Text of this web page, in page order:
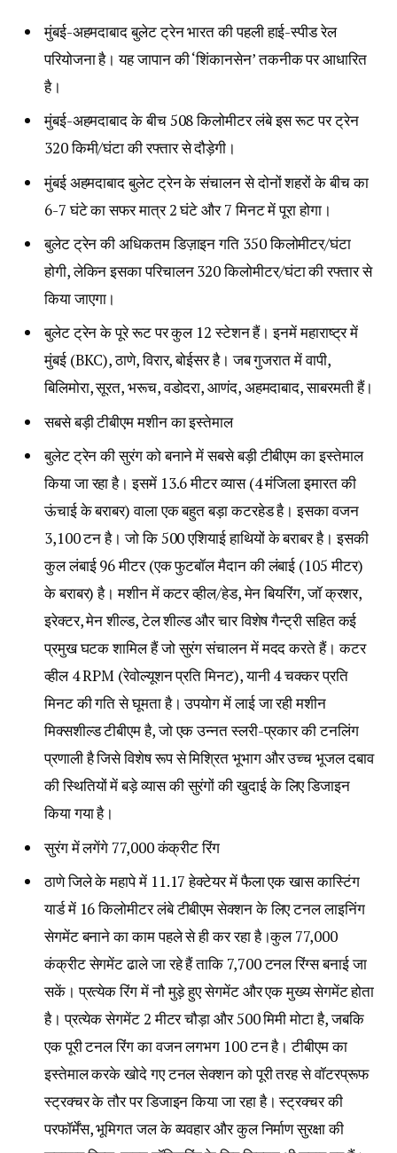
मुंबई-अहमदाबाद बुलेट ट्रेन भारत की पहली हाई-स्पीड रेल
परियोजना है। यह जापान की ‘शिंकानसेन’ तकनीक पर आधारित
है।
मुंबई-अहमदाबाद के बीच 508 किलोमीटर लंबे इस रूट पर ट्रेन
320 किमी/घंटा की रफ्तार से दौड़ेगी।
मुंबई अहमदाबाद बुलेट ट्रेन के संचालन से दोनों शहरों के बीच का
6-7 घंटे का सफर मात्र 2 घंटे और 7 मिनट में पूरा होगा।
बुलेट ट्रेन की अधिकतम डिज़ाइन गति 350 किलोमीटर/घंटा
होगी, लेकिन इसका परिचालन 320 किलोमीटर/घंटा की रफ्तार से
किया जाएगा।
बुलेट ट्रेन के पूरे रूट पर कुल 12 स्टेशन हैं। इनमें महाराष्ट्र में
मुंबई (BKC), ठाणे, विरार, बोईसर है। जब गुजरात में वापी,
बिलिमोरा, सूरत, भरूच, वडोदरा, आणंद, अहमदाबाद, साबरमती हैं।
सबसे बड़ी टीबीएम मशीन का इस्तेमाल
बुलेट ट्रेन की सुरंग को बनाने में सबसे बड़ी टीबीएम का इस्तेमाल
किया जा रहा है। इसमें 13.6 मीटर व्यास (4 मंजिला इमारत की
ऊंचाई के बराबर) वाला एक बहुत बड़ा कटरहेड है। इसका वजन
3,100 टन है। जो कि 500 एशियाई हाथियों के बराबर है। इसकी
कुल लंबाई 96 मीटर (एक फुटबॉल मैदान की लंबाई (105 मीटर)
के बराबर) है। मशीन में कटर व्हील/हेड, मेन बियरिंग, जॉ क्रशर,
इरेक्टर, मेन शील्ड, टेल शील्ड और चार विशेष गैन्ट्री सहित कई
प्रमुख घटक शामिल हैं जो सुरंग संचालन में मदद करते हैं। कटर
व्हील 4 RPM (रेवोल्यूशन प्रति मिनट), यानी 4 चक्कर प्रति
मिनट की गति से घूमता है। उपयोग में लाई जा रही मशीन
मिक्सशील्ड टीबीएम है, जो एक उन्नत स्लरी-प्रकार की टनलिंग
प्रणाली है जिसे विशेष रूप से मिश्रित भूभाग और उच्च भूजल दबाव
की स्थितियों में बड़े व्यास की सुरंगों की खुदाई के लिए डिजाइन
किया गया है।
सुरंग में लगेंगे 77,000 कंक्रीट रिंग
ठाणे जिले के महापे में 11.17 हेक्टेयर में फैला एक खास कास्टिंग
यार्ड में 16 किलोमीटर लंबे टीबीएम सेक्शन के लिए टनल लाइनिंग
सेगमेंट बनाने का काम पहले से ही कर रहा है।कुल 77,000
कंक्रीट सेगमेंट ढाले जा रहे हैं ताकि 7,700 टनल रिंग्स बनाई जा
सकें। प्रत्येक रिंग में नौ मुड़े हुए सेगमेंट और एक मुख्य सेगमेंट होता
है। प्रत्येक सेगमेंट 2 मीटर चौड़ा और 500 मिमी मोटा है, जबकि
एक पूरी टनल रिंग का वजन लगभग 100 टन है। टीबीएम का
इस्तेमाल करके खोदे गए टनल सेक्शन को पूरी तरह से वॉटरप्रूफ
स्ट्रक्चर के तौर पर डिजाइन किया जा रहा है। स्ट्रक्चर की
परफॉर्मेंस, भूमिगत जल के व्यवहार और कुल निर्माण सुरक्षा की